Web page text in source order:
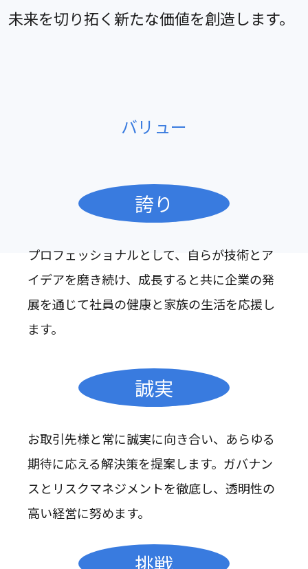
未来を切り拓く新たな価値を創造します。
バリュー
誇り
プロフェッショナルとして、自らが技術とア
イデアを磨き続け、成長すると共に企業の発
展を通じて社員の健康と家族の生活を応援し
ます。
誠実
お取引先様と常に誠実に向き合い、あらゆる
期待に応える解決策を提案します。ガバナン
スとリスクマネジメントを徹底し、透明性の
高い経営に努めます。
挑戦